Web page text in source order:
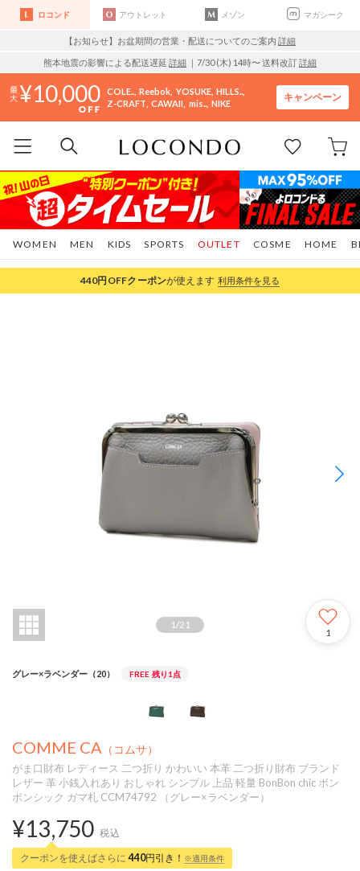
ロコンド アウトレット メゾン マガシーク
【お知らせ】お盆期間の営業・配送についてのご案内 詳細
熊本地震の影響による配送遅延 詳細 ｜7/30 (木) 14時〜 送料改訂詳細
10,000 COLE.. Reebok YOSUKE HILLS..
Z-CRAFT CAWAII mis.. NIKE
キャンペーン
WOMEN MEN KIDS SPORTS COSME HOME
OUTLET
440円OFFクーポンが使えます 利用条件を見る
1 /21
1
グレー×ラベンダー（20） FREE 残り1点
COMME CA （コムサ）
がま口財布 レディース 二つ折り かわいい 本革 二つ折り財布 ブランド
レザー 革 小銭入れあり おしゃれ シンプル 上品 軽量 BonBon chic ボン
ボンシック ガマ札 CCM74792 （グレー×ラベンダー）
¥13,750 税込
クーポンを使えばさらに 440円引き！ ※適用条件